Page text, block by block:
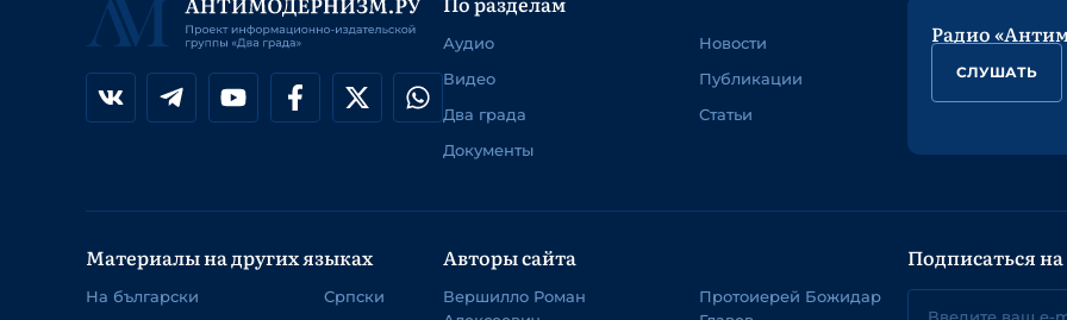
Аудио
Видео
Два града
Документы
Новости
Публикации
Статьи
Радио
СЛУШАТЬ
Материалы на других языках
На български Српски
Авторы сайта
Вершилло Роман
Протоиерей Божидар
Подписаться